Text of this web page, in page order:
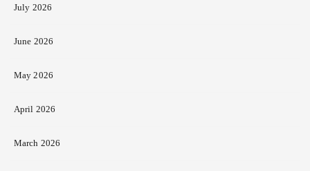
July 2026
June 2026
May 2026
April 2026
March 2026